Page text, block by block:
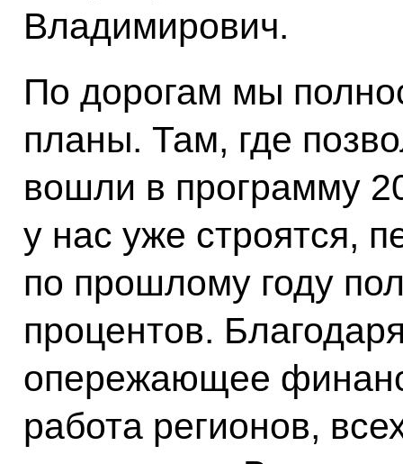
Владимирович.
По дорогам мы
планы. Там, где
вошли в программу
у нас уже строятся,
по прошлому году
процентов.
опережающее
работа регионов,